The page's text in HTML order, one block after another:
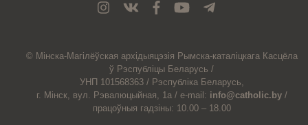
© Мiнска-Магiлёўская архiдыяцэзiя Рымска-каталіцкага Касцёла
ў Рэспубліцы Беларусь /
УНП 101568363 / Рэспубліка Беларусь,
г. Мінск, вул. Рэвалюцыйная, 1а / e-mail: info@catholic.by /
працоўныя гадзіны: 10.00 – 18.00